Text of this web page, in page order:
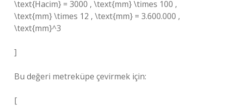
\text{Hacim} = 3000 , \text{mm} \times 100 ,
\text{mm} \times 12 , \text{mm} = 3.600.000 ,
\text{mm}^3
]
Bu değeri metreküpe çevirmek için:
[